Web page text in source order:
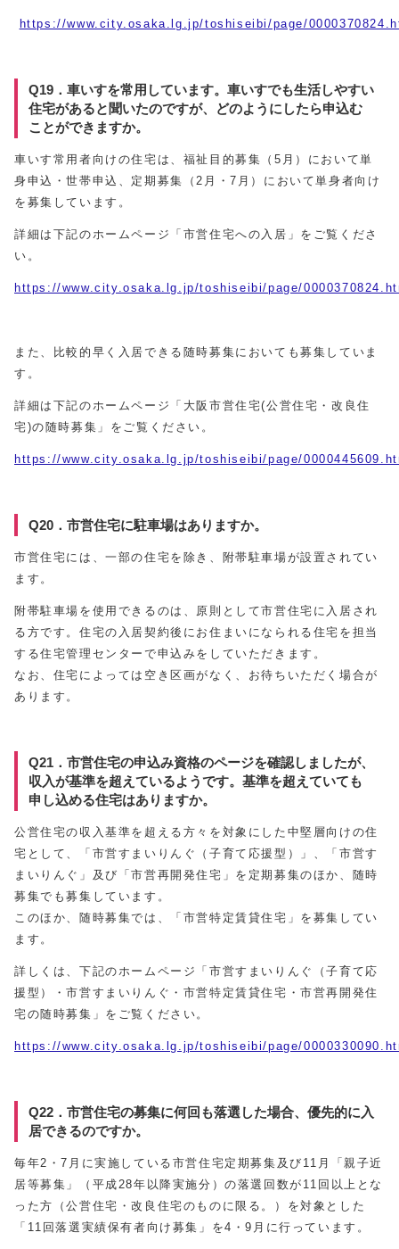
https://www.city.osaka.lg.jp/toshiseibi/page/
Q19．車いすを常用しています。車いすでも生活しやすい
住宅があると聞いたのですが、どのようにしたら申込む
ことができますか。
車いす常用者向けの住宅は、福祉目的募集（5月）において単
身申込・世帯申込、定期募集（2月・7月）において単身者向け
を募集しています。
詳細は下記のホームページ「市営住宅への入居」をご覧くださ
い。
https://www.city.osaka.lg.jp/toshiseibi/page/
また、比較的早く入居できる随時募集においても募集していま
す。
詳細は下記のホームページ「大阪市営住宅(公営住宅・改良住
宅)の随時募集」をご覧ください。
https://www.city.osaka.lg.jp/toshiseibi/page/
Q20．市営住宅に駐車場はありますか。
市営住宅には、一部の住宅を除き、附帯駐車場が設置されてい
ます。
附帯駐車場を使用できるのは、原則として市営住宅に入居され
る方です。住宅の入居契約後にお住まいになられる住宅を担当
する住宅管理センターで申込みをしていただきます。
なお、住宅によっては空き区画がなく、お待ちいただく場合が
あります。
Q21．市営住宅の申込み資格のページを確認しましたが、
収入が基準を超えているようです。基準を超えていても
申し込める住宅はありますか。
公営住宅の収入基準を超える方々を対象にした中堅層向けの住
宅として、「市営すまいりんぐ（子育て応援型）」、「市営す
まいりんぐ」及び「市営再開発住宅」を定期募集のほか、随時
募集でも募集しています。
このほか、随時募集では、「市営特定賃貸住宅」を募集してい
ます。
詳しくは、下記のホームページ「市営すまいりんぐ（子育て応
援型）・市営すまいりんぐ・市営特定賃貸住宅・市営再開発住
宅の随時募集」をご覧ください。
https://www.city.osaka.lg.jp/toshiseibi/page/
Q22．市営住宅の募集に何回も落選した場合、優先的に入
居できるのですか。
毎年2・7月に実施している市営住宅定期募集及び11月「親子近
居等募集」（平成28年以降実施分）の落選回数が11回以上とな
った方（公営住宅・改良住宅のものに限る。）を対象とした
「11回落選実績保有者向け募集」を4・9月に行っています。